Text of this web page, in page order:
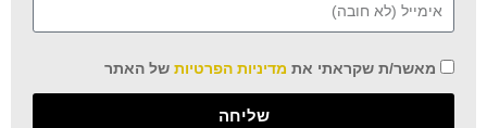
מאשר/ת שקראתי את מדיניות הפרטיות של האתר
שליחה